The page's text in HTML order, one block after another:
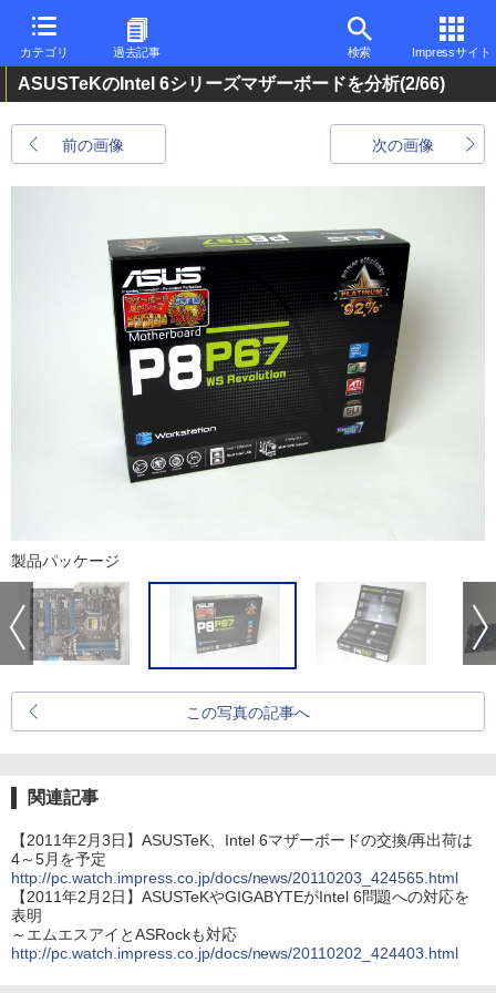
カテゴリ 過去記事 検索 Impressサイト
ASUSTeKのIntel 6シリーズマザーボードを分析(2/66)
前の画像 次の画像
製品パッケージ
この写真の記事へ
関連記事
【2011年2月3日】ASUSTeK、Intel 6マザーボードの交換/再出荷は
4～5月を予定
http://pc.watch.impress.co.jp/docs/news/20110203_424565.html
【2011年2月2日】ASUSTeKやGIGABYTEがIntel 6問題への対応を
表明
～エムエスアイとASRockも対応
http://pc.watch.impress.co.jp/docs/news/20110202_424403.html